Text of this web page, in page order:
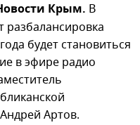
Крым. В
разбалансировка
будет становиться
в эфире радио
Артов.